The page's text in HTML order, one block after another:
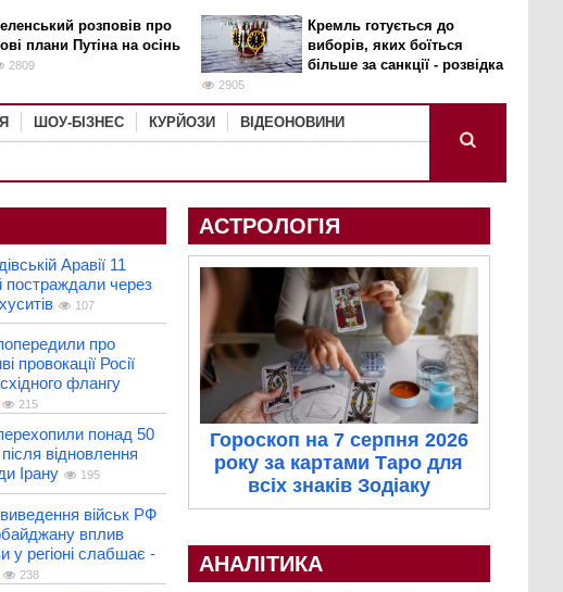
розповів про
плани Путіна на осінь
2809
Кремль готується до
виборів, яких боїться
більше за санкції - розвідка
2905
ШОУ-БІЗНЕС КУРЙОЗИ ВІДЕОНОВИНИ
Аравії 11
через
107
про
провокації Росії
флангу
215
понад 50
відновлення
Ірану
195
військ РФ
вплив
у регіоні слабшає -
238
АСТРОЛОГІЯ
Гороскоп на 7 серпня 2026
року за картами Таро для
всіх знаків Зодіаку
АНАЛІТИКА